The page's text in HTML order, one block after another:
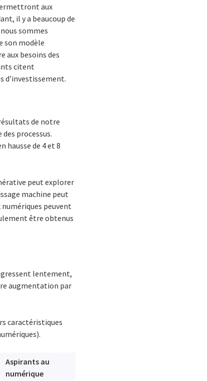
aux
il y a beaucoup de
sommes
son modèle
aux besoins des
citent
d’investissement.
de notre
processus.
hausse de 4 et 8
peut explorer
machine peut
peuvent
être obtenus
lentement,
augmentation par
caractéristiques
Aspirants au
numérique